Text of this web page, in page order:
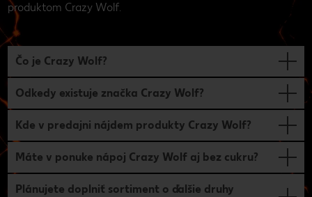
produktom Crazy Wolf.
Čo je Crazy Wolf?
Odkedy existuje značka Crazy Wolf?
Kde v predajni nájdem produkty Crazy Wolf?
Máte v ponuke nápoj Crazy Wolf aj bez cukru?
Plánujete doplniť sortiment o ďalšie druhy